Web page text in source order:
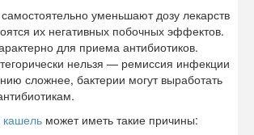
уменьшают дозу лекарств
их негативных побочных эффектов.
для приема антибиотиков.
нельзя — ремиссия инфекции
сложнее, бактерии могут выработать
кашель может иметь такие причины: